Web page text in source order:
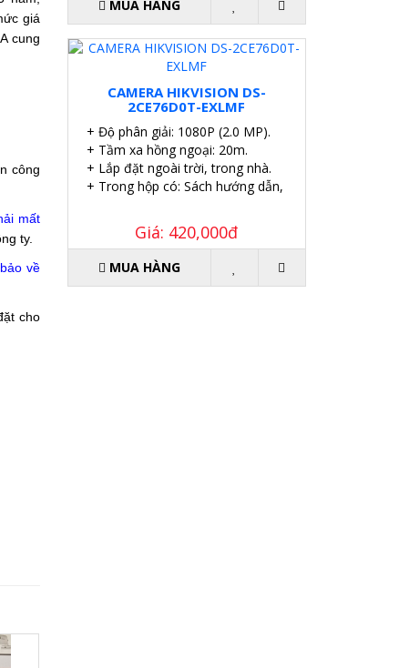
giá
cung
công
mất
ty.
về
cho
MUA HÀNG
CAMERA HIKVISION DS-
2CE76D0T-EXLMF
+ Độ phân giải: 1080P (2.0 MP).
+ Tầm xa hồng ngoại: 20m.
+ Lắp đặt ngoài trời, trong nhà.
+ Trong hộp có: Sách hướng dẫn, Ốc vít tắc kê.
Giá: 420,000đ
MUA HÀNG